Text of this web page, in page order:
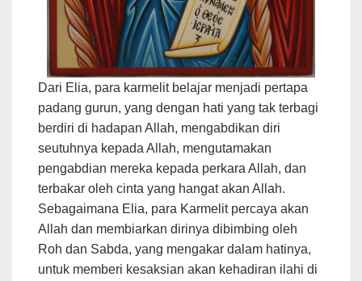
Dari Elia, para karmelit belajar menjadi pertapa
padang gurun, yang dengan hati yang tak terbagi
berdiri di hadapan Allah, mengabdikan diri
seutuhnya kepada Allah, mengutamakan
pengabdian mereka kepada perkara Allah, dan
terbakar oleh cinta yang hangat akan Allah.
Sebagaimana Elia, para Karmelit percaya akan
Allah dan membiarkan dirinya dibimbing oleh
Roh dan Sabda, yang mengakar dalam hatinya,
untuk memberi kesaksian akan kehadiran ilahi di